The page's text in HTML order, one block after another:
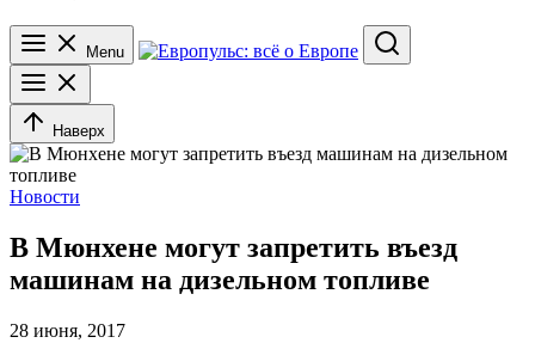
Menu
Search
Наверх
Новости
В Мюнхене могут запретить въезд
машинам на дизельном топливе
28 июня, 2017